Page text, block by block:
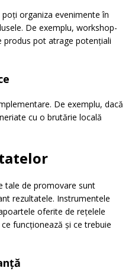
organiza evenimente în
De exemplu, workshop-
produs pot atrage potențiali
De exemplu, dacă
cu o brutărie locală
tale de promovare sunt
rezultatele. Instrumentele
oferite de rețelele
funcționează și ce trebuie